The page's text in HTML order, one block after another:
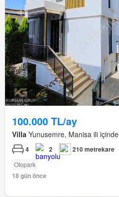
100.000 TL/ay
Villa Yunusemre, Manisa ili içinde
4 2 210 metrekare
Otopark
18 gün önce